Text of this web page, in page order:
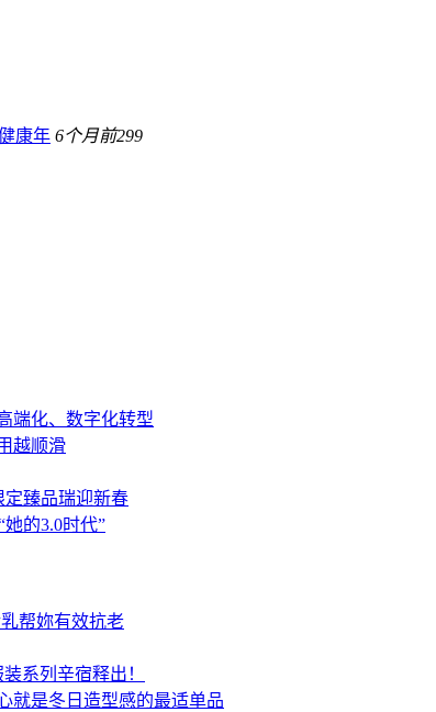
康年 6个月前299
端化、数字化转型
越顺滑
臻品瑞迎新春
的3.0时代”
帮妳有效抗老
系列辛宿释出！
就是冬日造型感的最适单品